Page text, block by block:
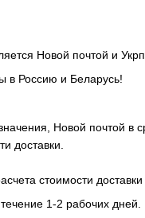
Новой почтой и
в Россию и Беларусь!
Новой почтой в
доставки.
стоимости доставки
1-2 рабочих дней.